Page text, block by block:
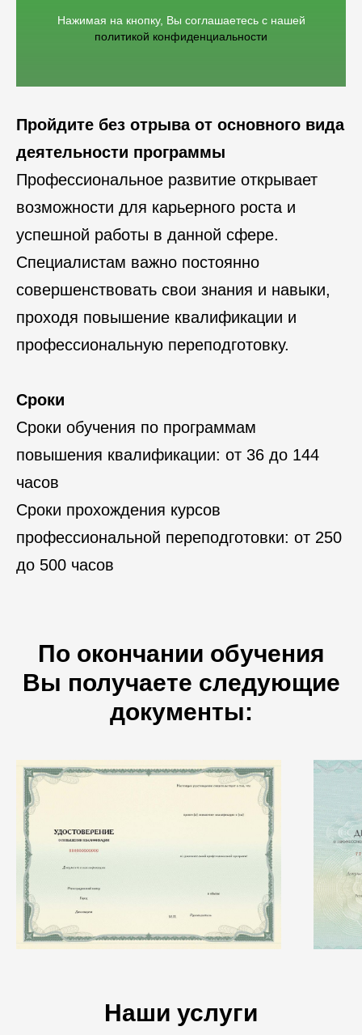
Нажимая на кнопку, Вы соглашаетесь c нашей
политикой конфиденциальности
Пройдите без отрыва от основного вида
деятельности программы
Профессиональное развитие открывает
возможности для карьерного роста и
успешной работы в данной сфере.
Специалистам важно постоянно
совершенствовать свои знания и навыки,
проходя повышение квалификации и
профессиональную переподготовку.
Сроки
Сроки обучения по программам
повышения квалификации: от 36 до 144
часов
Сроки прохождения курсов
профессиональной переподготовки: от 250
до 500 часов
По окончании обучения
Вы получаете следующие
документы:
Наши услуги